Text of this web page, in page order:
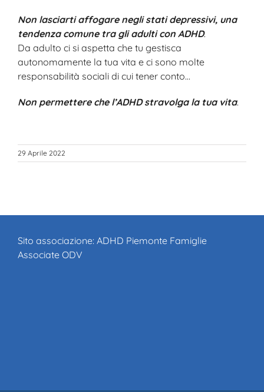
Non lasciarti affogare negli stati depressivi, una
tendenza comune tra gli adulti con ADHD.
Da adulto ci si aspetta che tu gestisca
autonomamente la tua vita e ci sono molte
responsabilità sociali di cui tener conto…
Non permettere che l’ADHD stravolga la tua vita.
29 Aprile 2022
Sito associazione: ADHD Piemonte Famiglie
Associate ODV